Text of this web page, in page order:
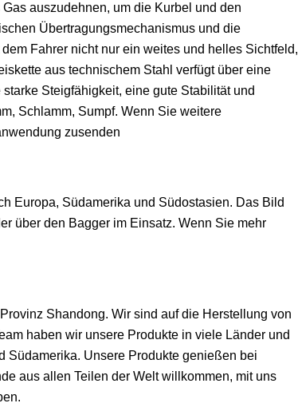
auszudehnen, um die Kurbel und den
Übertragungsmechanismus und die
Fahrer nicht nur ein weites und helles Sichtfeld,
aus technischem Stahl verfügt über eine
Steigfähigkeit, eine gute Stabilität und
Schlamm, Sumpf. Wenn Sie weitere
zusenden
Europa, Südamerika und Südostasien. Das Bild
über den Bagger im Einsatz. Wenn Sie mehr
Shandong. Wir sind auf die Herstellung von
haben wir unsere Produkte in viele Länder und
Südamerika. Unsere Produkte genießen bei
aus allen Teilen der Welt willkommen, mit uns